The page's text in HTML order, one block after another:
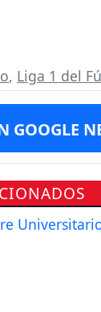
, Liga 1 del
GOOGLE